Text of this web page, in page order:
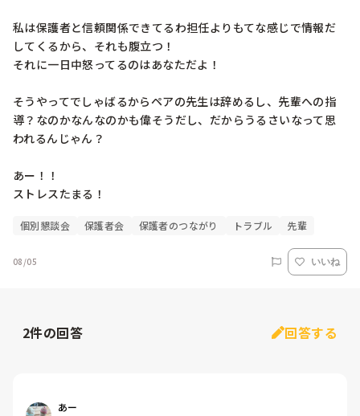
私は保護者と信頼関係できてるわ担任よりもてな感じで情報だ
してくるから、それも腹立つ！
それに一日中怒ってるのはあなただよ！
そうやってでしゃばるからペアの先生は辞めるし、先輩への指
導？なのかなんなのかも偉そうだし、だからうるさいなって思
われるんじゃん？
あー！！
ストレスたまる！
個別懇談会 保護者会 保護者のつながり トラブル 先輩
08/05 いいね
2件の回答 回答する
あー